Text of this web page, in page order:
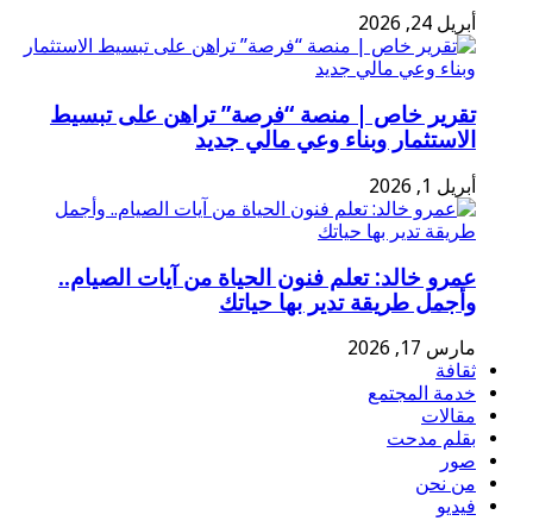
أبريل 24, 2026
تقرير خاص | منصة “فرصة” تراهن على تبسيط
الاستثمار وبناء وعي مالي جديد
أبريل 1, 2026
عمرو خالد: تعلم فنون الحياة من آيات الصيام..
وأجمل طريقة تدير بها حياتك
مارس 17, 2026
ثقافة
خدمة المجتمع
مقالات
بقلم مدحت
صور
من نحن
فيديو